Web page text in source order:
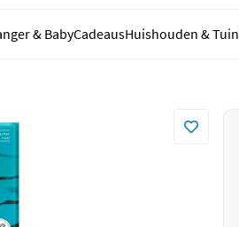
& BabyCadeausHuishouden & Tuin